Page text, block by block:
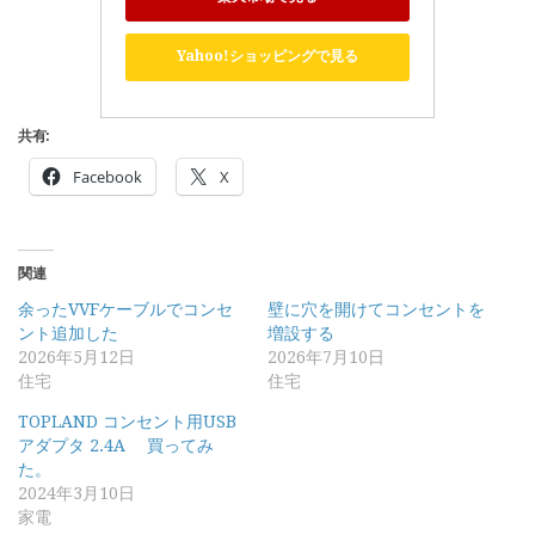
Yahoo!ショッピングで見る
共有:
Facebook X
関連
余ったVVFケーブルでコンセ
ント追加した
2026年5月12日
住宅
壁に穴を開けてコンセントを
増設する
2026年7月10日
住宅
TOPLAND コンセント用USB
アダプタ 2.4A 買ってみ
た。
2024年3月10日
家電